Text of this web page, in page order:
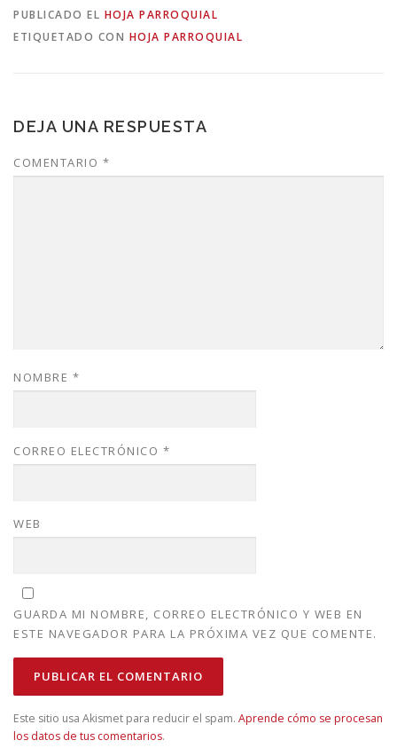
PUBLICADO EL HOJA PARROQUIAL
ETIQUETADO CON HOJA PARROQUIAL
DEJA UNA RESPUESTA
COMENTARIO *
NOMBRE *
CORREO ELECTRÓNICO *
WEB
GUARDA MI NOMBRE, CORREO ELECTRÓNICO Y WEB EN
ESTE NAVEGADOR PARA LA PRÓXIMA VEZ QUE COMENTE.
Este sitio usa Akismet para reducir el spam. Aprende cómo se procesan
los datos de tus comentarios.